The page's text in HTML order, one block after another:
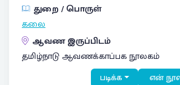
துறை / பொருள்
கலை
ஆவண இருப்பிடம்
தமிழ்நாடு ஆவணக்காப்பக நூலகம்
படிக்க என்